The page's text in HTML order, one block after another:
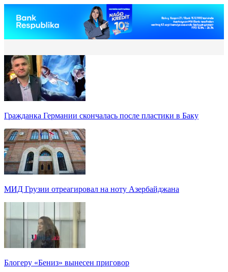
Гражданка Германии скончалась после пластики в Баку
МИД Грузии отреагировал на ноту Азербайджана
Блогеру «Бениз» вынесен приговор